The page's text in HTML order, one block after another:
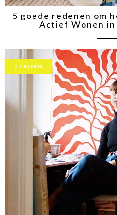
5 goede redenen om
Actief Wonen in
TRENDS